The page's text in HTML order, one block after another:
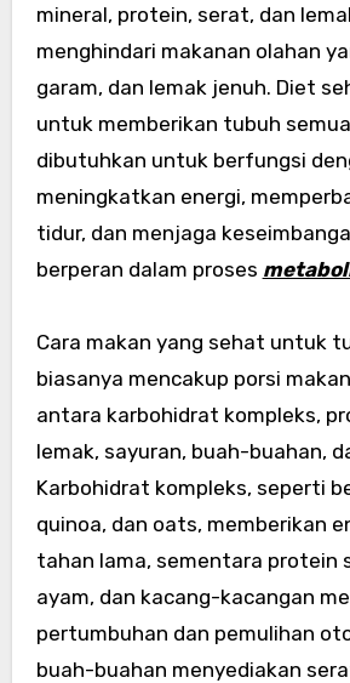
mineral, protein, serat, dan
menghindari makanan olahan
garam, dan lemak jenuh. Diet
untuk memberikan tubuh
dibutuhkan untuk berfungsi
meningkatkan energi,
tidur, dan menjaga
berperan dalam proses
Cara makan yang sehat untuk
biasanya mencakup porsi
antara karbohidrat kompleks,
lemak, sayuran, buah-buahan,
Karbohidrat kompleks, seperti
quinoa, dan oats, memberikan
tahan lama, sementara protein
ayam, dan kacang-kacangan
pertumbuhan dan pemulihan
buah-buahan menyediakan